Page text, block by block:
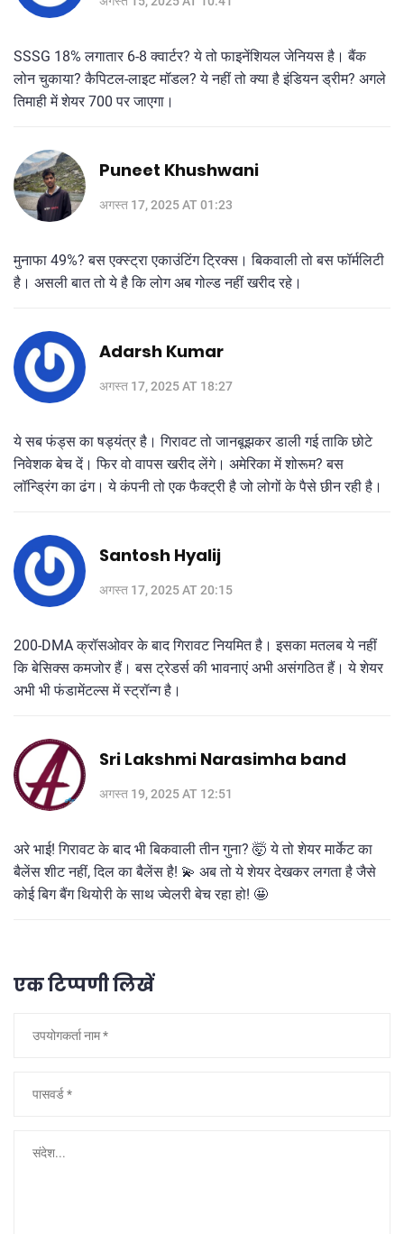
SSSG 18% लगातार 6-8 क्वार्टर? ये तो फाइनेंशियल जेनियस है। बैंक
लोन चुकाया? कैपिटल-लाइट मॉडल? ये नहीं तो क्या है इंडियन ड्रीम? अगले
तिमाही में शेयर 700 पर जाएगा।
Puneet Khushwani
अगस्त 17, 2025 AT 01:23
मुनाफा 49%? बस एक्स्ट्रा एकाउंटिंग ट्रिक्स। बिकवाली तो बस फॉर्मलिटी
है। असली बात तो ये है कि लोग अब गोल्ड नहीं खरीद रहे।
Adarsh Kumar
अगस्त 17, 2025 AT 18:27
ये सब फंड्स का षड्यंत्र है। गिरावट तो जानबूझकर डाली गई ताकि छोटे
निवेशक बेच दें। फिर वो वापस खरीद लेंगे। अमेरिका में शोरूम? बस
लॉन्ड्रिंग का ढंग। ये कंपनी तो एक फैक्ट्री है जो लोगों के पैसे छीन रही है।
Santosh Hyalij
अगस्त 17, 2025 AT 20:15
200-DMA क्रॉसओवर के बाद गिरावट नियमित है। इसका मतलब ये नहीं
कि बेसिक्स कमजोर हैं। बस ट्रेडर्स की भावनाएं अभी असंगठित हैं। ये शेयर
अभी भी फंडामेंटल्स में स्ट्रॉन्ग है।
Sri Lakshmi Narasimha band
अगस्त 19, 2025 AT 12:51
अरे भाई! गिरावट के बाद भी बिकवाली तीन गुना? 🤯 ये तो शेयर मार्केट का
बैलेंस शीट नहीं, दिल का बैलेंस है! 💫 अब तो ये शेयर देखकर लगता है जैसे
कोई बिग बैंग थियोरी के साथ ज्वेलरी बेच रहा हो! 🤩
एक टिप्पणी लिखें